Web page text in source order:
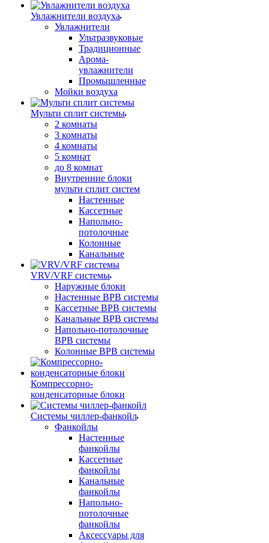
Увлажнители воздуха
Увлажнители
Ультразвуковые
Традиционные
Арома-
увлажнители
Промышленные
Мойки воздуха
Мульти сплит системы
2 комнаты
3 комнаты
4 комнаты
5 комнат
до 8 комнат
Внутренние блоки
мульти сплит систем
Настенные
Кассетные
Напольно-
потолочные
Колонные
Канальные
VRV/VRF системы
Наружные блоки
Настенные ВРВ системы
Кассетные ВРВ системы
Канальные ВРВ системы
Напольно-потолочные
ВРВ системы
Колонные ВРВ системы
Компрессорно-
конденсаторные блоки
Системы чиллер-фанкойл
Фанкойлы
Настенные
фанкойлы
Кассетные
фанкойлы
Канальные
фанкойлы
Напольно-
потолочные
фанкойлы
Аксессуары для